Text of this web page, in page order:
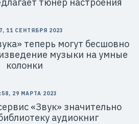
11 СЕНТЯБРЯ 2023
теперь могут бесшовно
музыки на умные
колонки
29 МАРТА 2023
«Звук» значительно
аудиокниг